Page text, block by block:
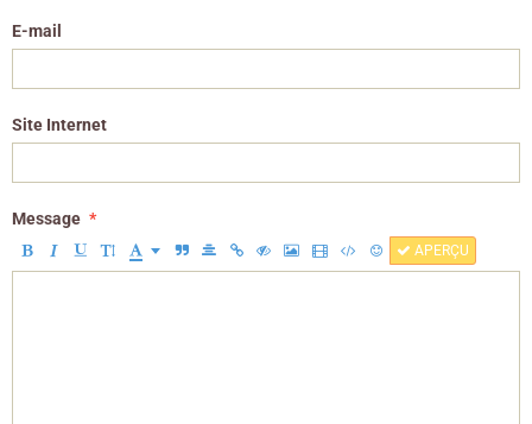
E-mail
Site Internet
Message
APERÇU